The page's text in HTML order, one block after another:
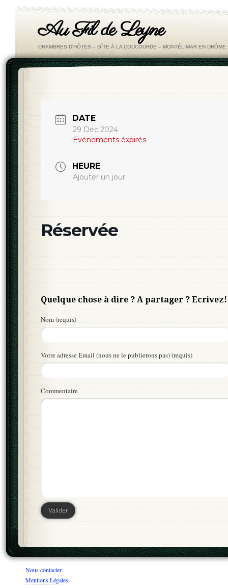
Au Fil de Leyne
CHAMBRES D'HÔTES – GÎTE À LA COUCOURDE – MONTÉLIMAR EN DRÔME
DATE
29 Déc 2024
Evénements éxpirés
HEURE
Ajouter un jour
Réservée
Quelque chose à dire ? A partager ? Ecrivez!
Nom (requis)
Votre adresse Email (nous ne le publierons pas) (requis)
Commentaire
Nous contacter
Mentions Légales